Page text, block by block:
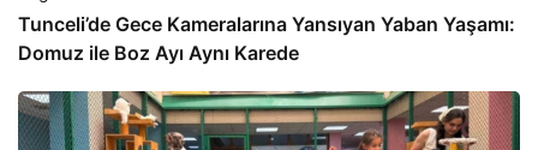
Tunceli’de Gece Kameralarına Yansıyan Yaban Yaşamı:
Domuz ile Boz Ayı Aynı Karede